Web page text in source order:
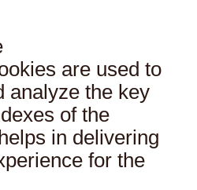
are used to
analyze the key
of the
in delivering
for the